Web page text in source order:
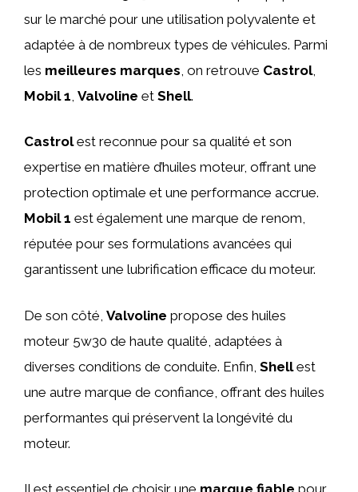
sur le marché pour une utilisation polyvalente et
adaptée à de nombreux types de véhicules. Parmi
les meilleures marques , on retrouve Castrol,
Mobil 1 Valvoline et Shell.
Castrolest reconnue pour sa qualité et son
expertise en matière d’huiles moteur, offrant une
protection optimale et une performance accrue.
Mobil 1 est également une marque de renom,
réputée pour ses formulations avancées qui
garantissent une lubrification efficace du moteur.
De son côté, Valvoline propose des huiles
moteur 5w30 de haute qualité, adaptées à
diverses conditions de conduite. Enfin, Shellest
une autre marque de confiance, offrant des huiles
performantes qui préservent la longévité du
moteur.
Il est essentiel de choisir une marque fiable pour